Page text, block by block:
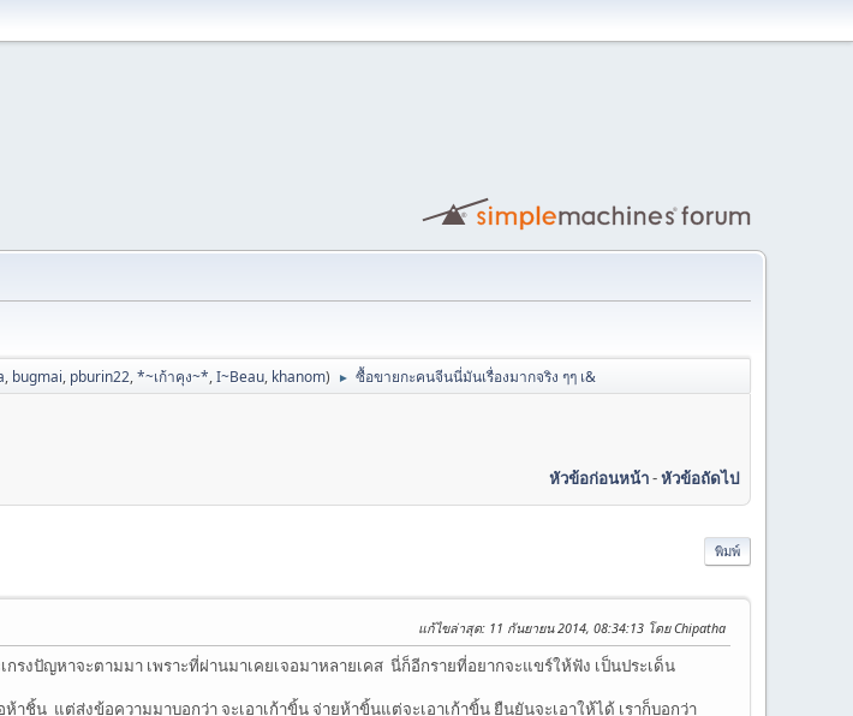
, bugmai, pburin22,*~เก้าคุง~*,I~Beau, khanom) ► ซื้อขายกะคนจีนนี่มันเรื่องมากจริง ๆๆ เ&
หัวข้อก่อนหน้า-หัวข้อถัดไป
พิมพ์
แก้ไขล่าสุด: 11 กันยายน 2014, 08:34:13 โดย Chipatha
รงปัญหาจะตามมา เพราะที่ผ่านมาเคยเจอมาหลายเคส นี่ก็อีกรายที่อยากจะแขร์ให้ฟัง เป็นประเด็น
ชิ้น แต่ส่งข้อความมาบอกว่า จะเอาเก้าขิ้น จ่ายห้าขิ้นแต่จะเอาเก้าขิ้น ยืนยันจะเอาให้ได้ เราก็บอกว่า